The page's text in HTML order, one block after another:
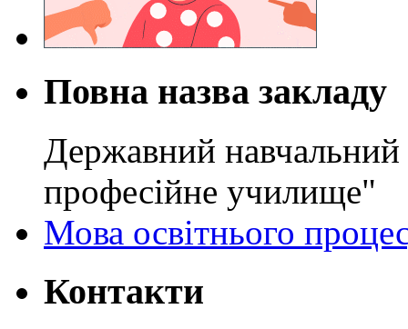
Повна назва закладу
Державний навчальний
професійне училище"
Мова освітнього
Контакти